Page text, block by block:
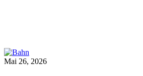
Mai 26, 2026